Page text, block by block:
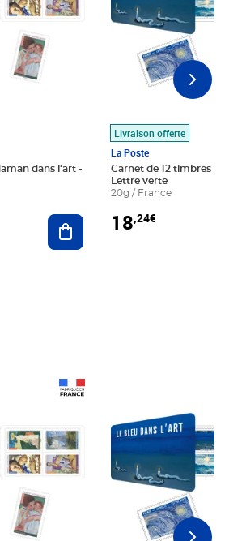
dans l'art -
Ajouter au panier
Livraison offerte
La Poste
Carnet de 12 timbres - Le
Lettre verte
20g / France
18,24€